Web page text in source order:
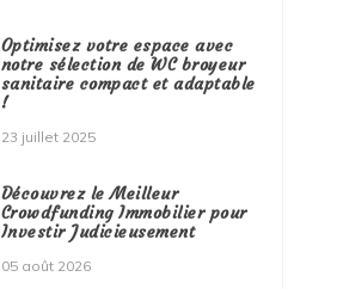
Optimisez votre espace avec
notre sélection de WC broyeur
sanitaire compact et adaptable
!
23 juillet 2025
Découvrez le Meilleur
Crowdfunding Immobilier pour
Investir Judicieusement
05 août 2026